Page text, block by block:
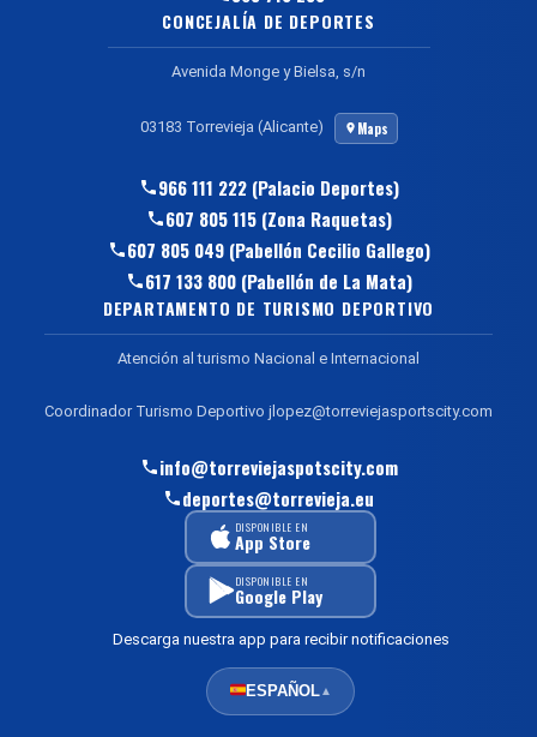
CONCEJALÍA DE DEPORTES
Avenida Monge y Bielsa, s/n
03183 Torrevieja (Alicante) Maps
966 111 222 (Palacio Deportes)
607 805 115 (Zona Raquetas)
607 805 049 (Pabellón Cecilio Gallego)
617 133 800 (Pabellón de La Mata)
DEPARTAMENTO DE TURISMO DEPORTIVO
Atención al turismo Nacional e Internacional
Coordinador Turismo Deportivo jlopez@torreviejasportscity.com
info@torreviejaspotscity.com
deportes@torrevieja.eu
DISPONIBLE EN
App Store
DISPONIBLE EN
Google Play
Descarga nuestra app para recibir notificaciones
ESPAÑOL▲